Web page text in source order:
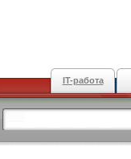
IT-работа